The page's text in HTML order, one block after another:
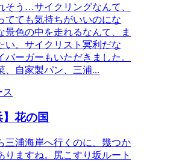
そう…サイクリングなんて、
てても気持ちがいいのにな
景色の中を走れるなんて、ま
い。サイクリスト冥利だな
バーガーもいただきました。
、自家製パン、三浦...
ス
】花の国
三浦海岸へ行くのに、幾つか
りますね。尻こすり坂ルート